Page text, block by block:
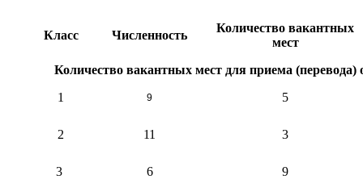
Класс Численность
Количество вакантных
мест
Количество вакантных мест для приема
1
9 5
2 11 3
3 6 9